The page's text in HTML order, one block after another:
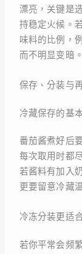
漂亮，关键是
持稳定火候。
味料的比例，
而不明显变暗。
保存、分装与
冷藏保存的基
番茄酱煮好后
每次取用时都
若酱料有加入
更要留意冷藏
冷冻分装更适
若你平常会频